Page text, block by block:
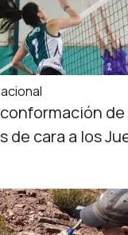
de
de cara a los